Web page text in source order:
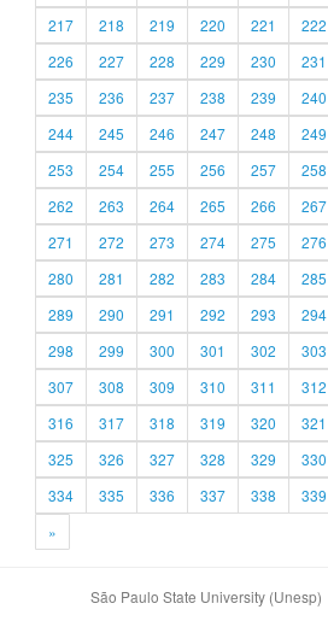
217
218 219 220 221 222
226
227 228 229 230 231
235
236 237 238 239 240
244
245 246 247 248 249
253
254 255 256 257 258
262
263 264 265 266 267
271
272 273 274 275 276
280
281 282 283 284 285
289
290 291 292 293 294
298
299 300 301 302 303
307
308 309 310 311 312
316
317 318 319 320 321
325
326 327 328 329 330
334
335 336 337 338 339
»
São Paulo State University (Unesp)